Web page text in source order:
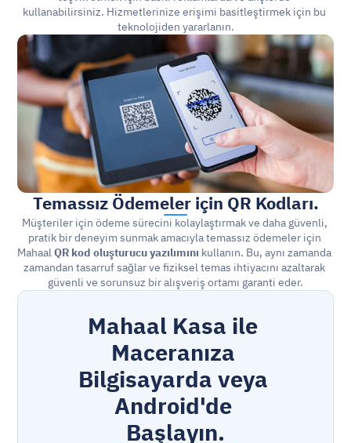
kullanabilirsiniz. Hizmetlerinize erişimi basitleştirmek için bu
teknolojiden yararlanın.
Temassız Ödemeler için QR Kodları.
Müşteriler için ödeme sürecini kolaylaştırmak ve daha güvenli,
pratik bir deneyim sunmak amacıyla temassız ödemeler için
Mahaal QR kod oluşturucuyazılımını kullanın. Bu, aynı zamanda
zamandan tasarruf sağlar ve fiziksel temas ihtiyacını azaltarak
güvenli ve sorunsuz bir alışveriş ortamı garanti eder.
Mahaal Kasa ile
Maceranıza
Bilgisayarda veya
Android'de
Başlayın.